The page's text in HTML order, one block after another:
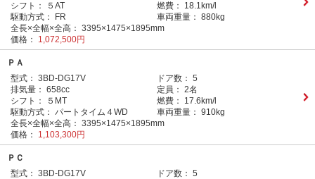
シフト：
５AT 燃費：
18.1km/l
駆動方式：
FR 車両重量： 880kg
全長×全幅×全高： 3395×1475×1895mm
価格：
1,072,500円
ＰＡ
型式： 3BD-DG17V ドア数： 5
排気量： 658cc 定員： 2名
シフト：
５MT 燃費：
17.6km/l
駆動方式： パートタイム４WD 車両重量： 910kg
全長×全幅×全高： 3395×1475×1895mm
価格：
1,103,300円
ＰＣ
型式： 3BD-DG17V ドア数： 5